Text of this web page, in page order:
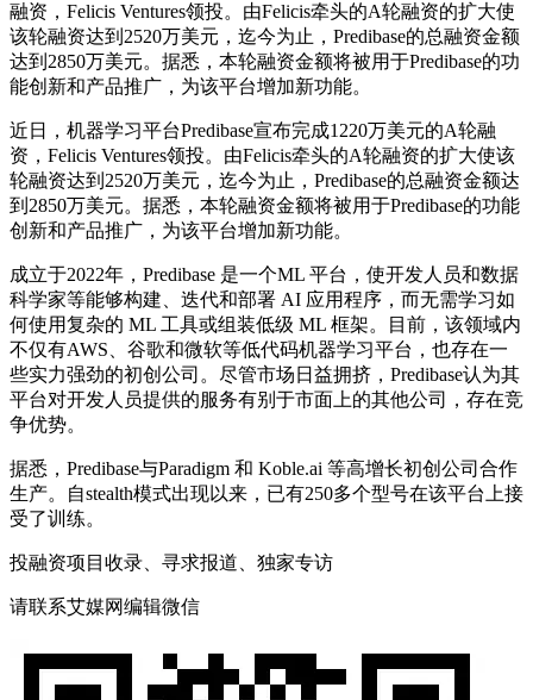
融资，Felicis Ventures领投。由Felicis牵头的A轮融资的扩大使
该轮融资达到2520万美元，迄今为止，Predibase的总融资金额
达到2850万美元。据悉，本轮融资金额将被用于Predibase的功
能创新和产品推广，为该平台增加新功能。
近日，机器学习平台Predibase宣布完成1220万美元的A轮融
资，Felicis Ventures领投。由Felicis牵头的A轮融资的扩大使该
轮融资达到2520万美元，迄今为止，Predibase的总融资金额达
到2850万美元。据悉，本轮融资金额将被用于Predibase的功能
创新和产品推广，为该平台增加新功能。
成立于2022年，Predibase 是一个ML 平台，使开发人员和数据
科学家等能够构建、迭代和部署 AI 应用程序，而无需学习如
何使用复杂的 ML 工具或组装低级 ML 框架。目前，该领域内
不仅有AWS、谷歌和微软等低代码机器学习平台，也存在一
些实力强劲的初创公司。尽管市场日益拥挤，Predibase认为其
平台对开发人员提供的服务有别于市面上的其他公司，存在竞
争优势。
据悉，Predibase与Paradigm 和 Koble.ai 等高增长初创公司合作
生产。自stealth模式出现以来，已有250多个型号在该平台上接
受了训练。
投融资项目收录、寻求报道、独家专访
请联系艾媒网编辑微信